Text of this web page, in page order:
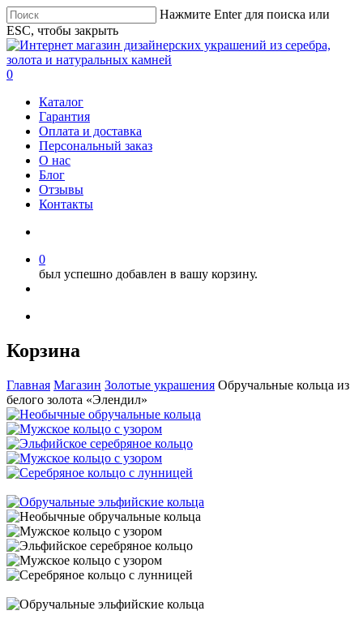
Нажмите Enter для поиска или
ESC, чтобы закрыть
0
Каталог
Гарантия
Оплата и доставка
Персональный заказ
О нас
Блог
Отзывы
Контакты
0
был успешно добавлен в вашу корзину.
Корзина
Главная Магазин Золотые украшения Обручальные кольца из
белого золота «Элендил»